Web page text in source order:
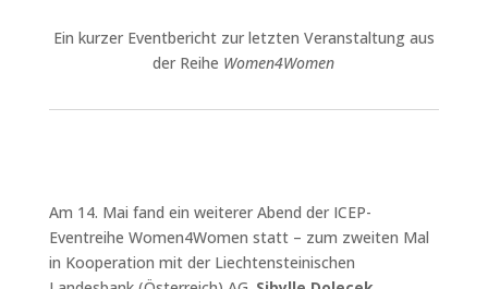
Ein kurzer Eventbericht zur letzten Veranstaltung aus
der Reihe Women4Women
Am 14. Mai fand ein weiterer Abend der ICEP-
Eventreihe Women4Women statt – zum zweiten Mal
in Kooperation mit der Liechtensteinischen